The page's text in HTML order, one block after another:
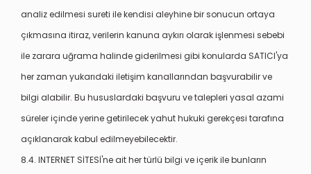
analiz edilmesi sureti ile kendisi aleyhine bir sonucun ortaya
çıkmasına itiraz, verilerin kanuna aykırı olarak işlenmesi sebebi
ile zarara uğrama halinde giderilmesi gibi konularda SATICI'ya
her zaman yukarıdaki iletişim kanallarından başvurabilir ve
bilgi alabilir. Bu hususlardaki başvuru ve talepleri yasal azami
süreler içinde yerine getirilecek yahut hukuki gerekçesi tarafına
açıklanarak kabul edilmeyebilecektir.
8.4. INTERNET SİTESİ'ne ait her türlü bilgi ve içerik ile bunların